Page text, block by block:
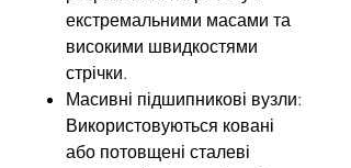
екстремальними масами та
високими швидкостями
стрічки.
Масивні підшипникові вузли:
Використовуються ковані
або потовщені сталеві